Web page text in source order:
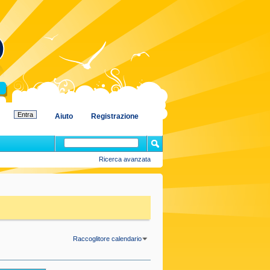
Registrazione
Aiuto
Ricerca avanzata
Raccoglitore calendario